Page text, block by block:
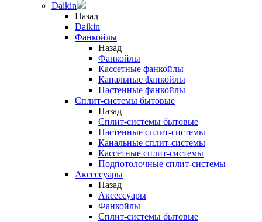
Daikin
Назад
Daikin
Фанкойлы
Назад
Фанкойлы
Кассетные фанкойлы
Канальные фанкойлы
Настенные фанкойлы
Сплит-системы бытовые
Назад
Сплит-системы бытовые
Настенные сплит-системы
Канальные сплит-системы
Кассетные сплит-системы
Подпотолочные сплит-системы
Аксессуары
Назад
Аксессуары
Фанкойлы
Сплит-системы бытовые